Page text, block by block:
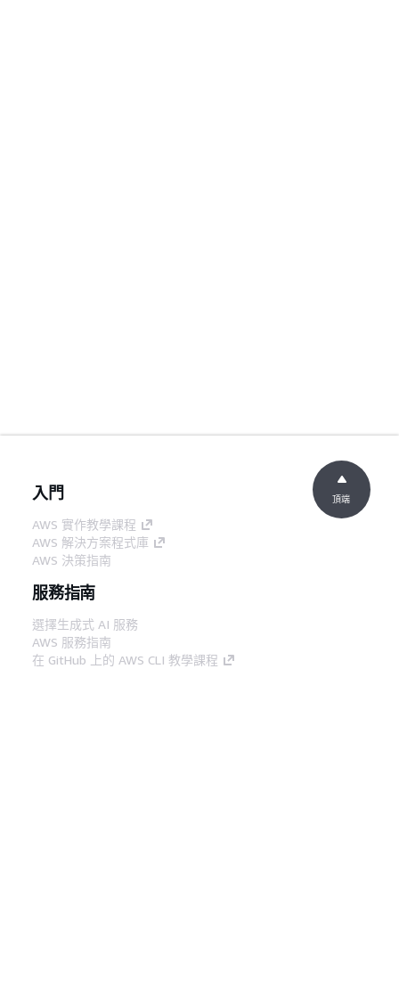
入門
AWS 實作教學課程
AWS 解決方案程式庫
AWS 決策指南
服務指南
選擇生成式 AI 服務
AWS 服務指南
在 GitHub 上的 AWS CLI 教學課程
頂端